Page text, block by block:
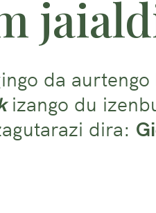
da aurtengo
izango du
dira: